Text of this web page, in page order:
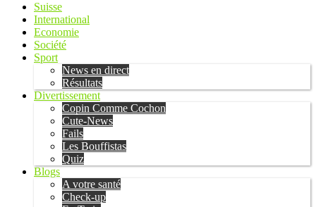
Suisse
International
Economie
Société
Sport
News en direct
Résultats
Divertissement
Copin Comme Cochon
Cute-News
Fails
Les Bouffistas
Quiz
Blogs
A votre santé
Check-up